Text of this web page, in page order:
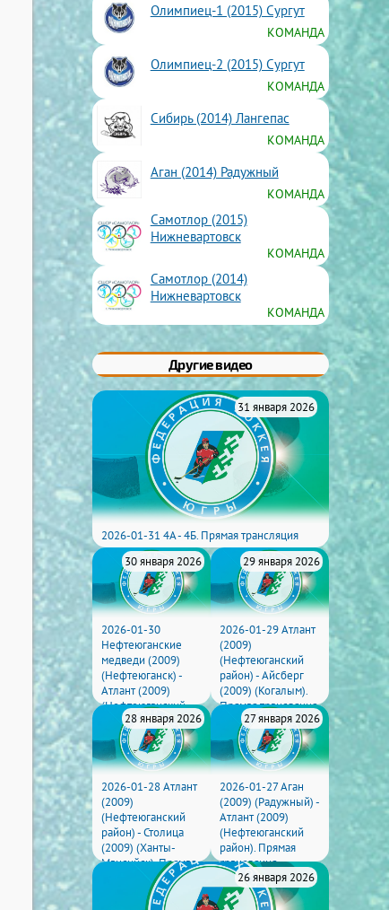
Олимпиец-1 (2015) Сургут
КОМАНДА
Олимпиец-2 (2015) Сургут
КОМАНДА
Сибирь (2014) Лангепас
КОМАНДА
Аган (2014) Радужный
КОМАНДА
Самотлор (2015)
Нижневартовск
КОМАНДА
Самотлор (2014)
Нижневартовск
КОМАНДА
Другие видео
31 января 2026
2026-01-31 4А - 4Б. Прямая трансляция
30 января 2026
2026-01-30
Нефтеюганские
медведи (2009)
(Нефтеюганск) -
Атлант (2009)
(Нефтеюганский
район). Прямая
трансляция
29 января 2026
2026-01-29 Атлант
(2009)
(Нефтеюганский
район) - Айсберг
(2009) (Когалым).
Прямая трансляция
28 января 2026
2026-01-28 Атлант
(2009)
(Нефтеюганский
район) - Столица
(2009) (Ханты-
Мансийск). Прямая
трансляция
27 января 2026
2026-01-27 Аган
(2009) (Радужный) -
Атлант (2009)
(Нефтеюганский
район). Прямая
трансляция
26 января 2026